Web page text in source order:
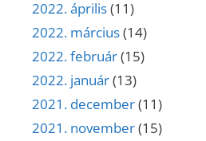
2022. április(11)
2022. március(14)
2022. február(15)
2022. január(13)
2021. december(11)
2021. november(15)